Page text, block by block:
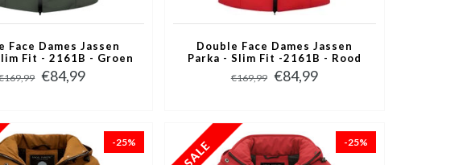
Face Dames Jassen
Fit - 2161B - Groen
€84,99
Double Face Dames Jassen
Parka - Slim Fit -2161B - Rood
€169,99 €84,99
-25% -25%